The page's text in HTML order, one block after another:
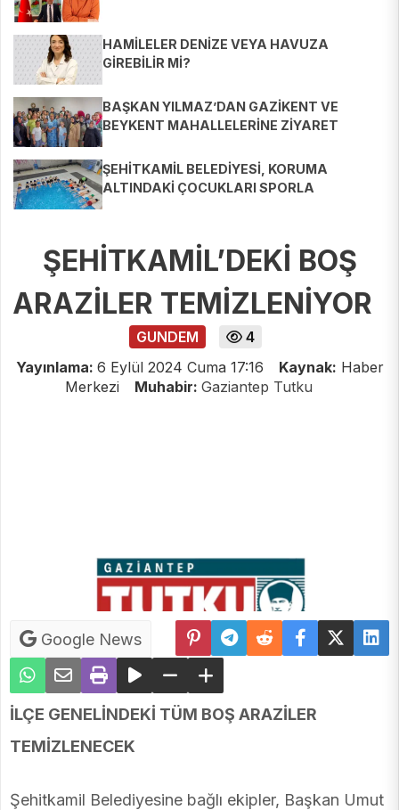
HAMİLELER DENİZE VEYA HAVUZA
GİREBİLİR Mİ?
BAŞKAN YILMAZ’DAN GAZİKENT VE
BEYKENT MAHALLELERİNE ZİYARET
ŞEHİTKAMİL BELEDİYESİ, KORUMA
ALTINDAKİ ÇOCUKLARI SPORLA
ŞEHİTKAMİL’DEKİ BOŞ
ARAZİLER TEMİZLENİYOR
GUNDEM
4
Yayınlama: 6 Eylül 2024 Cuma 17:16 Kaynak: Haber
Merkezi
Muhabir: Gaziantep Tutku
Google News
İLÇE GENELİNDEKİ TÜM BOŞ ARAZİLER
TEMİZLENECEK
Şehitkamil Belediyesine bağlı ekipler, Başkan Umut